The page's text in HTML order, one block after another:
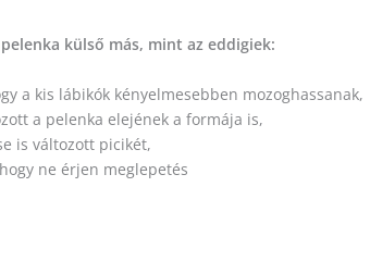
külső más, mint az eddigiek:
a kis lábikók kényelmesebben mozoghassanak,
a pelenka elejének a formája is,
is változott picikét,
ne érjen meglepetés